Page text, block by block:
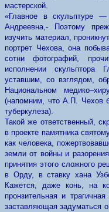
мастерской.
«Главное в скульптуре
Андреевна,- Поэтому
изучить материал,
портрет Чехова, она
сотни фотографий,
исполнении скульптора
уставшим, со взглядом,
Национальном
(напомним, что А.П. Чехов
туберкулеза).
Такой же ответственный,
в проекте памятника
как человека,
земли от войны и
принятия этого сложного
в Орду, в ставку хана
Кажется, даже конь, на
пронзительная и
заставляющая задуматься